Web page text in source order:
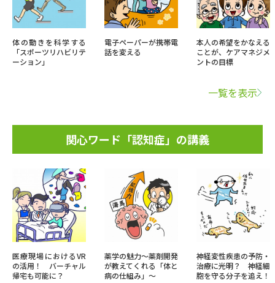
体の動きを科学する
「スポーツリハビリテ
ーション」
電子ペーパーが携帯電
話を変える
本人の希望をかなえる
ことが、ケアマネジメ
ントの目標
一覧を表示
関心ワード「認知症」の講義
医療現場におけるVR
の活用！ バーチャル
帰宅も可能に？
薬学の魅力～薬剤開発
が教えてくれる「体と
病の仕組み」～
神経変性疾患の予防・
治療に光明？ 神経細
胞を守る分子を追え！